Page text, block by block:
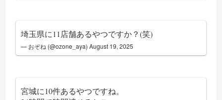
埼玉県に11店舗あるやつですか？(笑)
— おぞね (@ozone_aya)August 19, 2025
宮城に10件あるやつですね。